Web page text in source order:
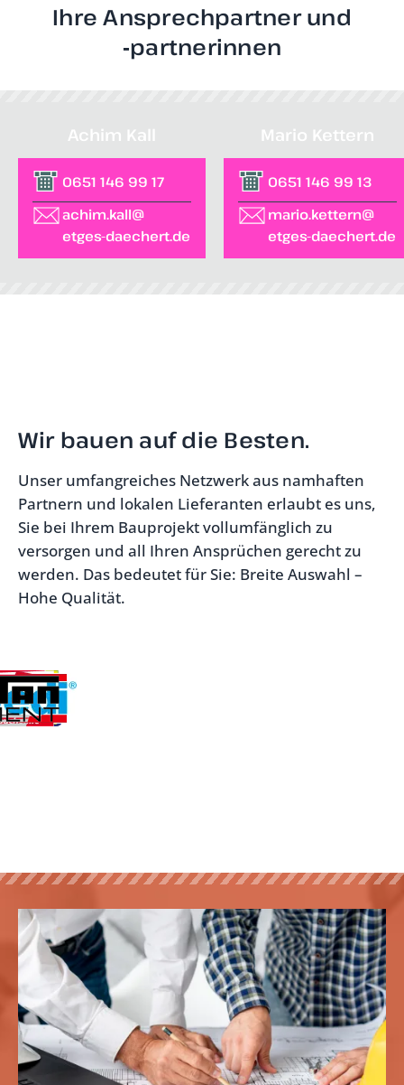
Ihre Ansprechpartner und
‑partnerinnen
Achim Kall
0651 146 99 17
achim.kall@
etges-daechert.de
Mario Kettern
0651 146 99 13
mario.kettern@
etges-daechert.de
Wir bauen auf die Besten.
Unser umfangreiches Netzwerk aus namhaften
Partnern und lokalen Lieferanten erlaubt es uns,
Sie bei Ihrem Bauprojekt vollumfänglich zu
versorgen und all Ihren Ansprüchen gerecht zu
werden. Das bedeutet für Sie: Breite Auswahl –
Hohe Qualität.